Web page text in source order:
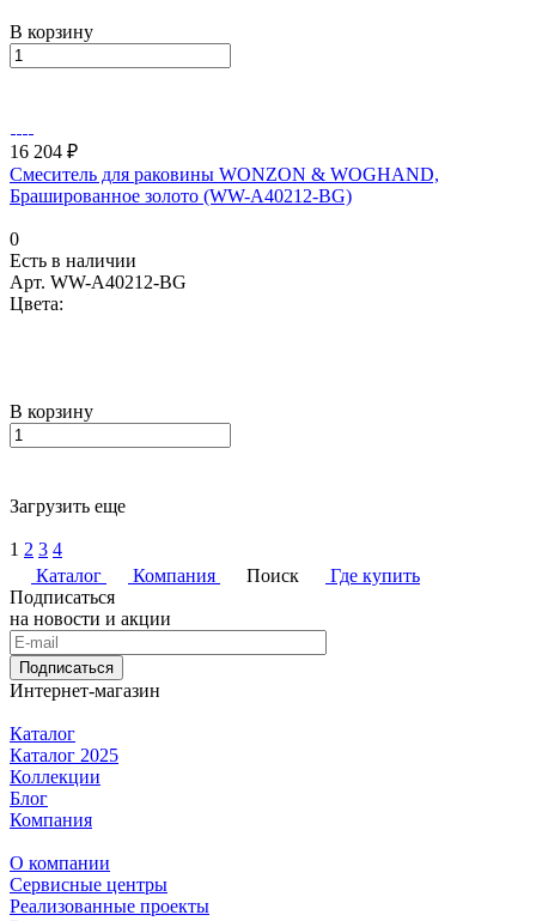
В корзину
16 204 ₽
Смеситель для раковины WONZON & WOGHAND,
Брашированное золото (WW-A40212-BG)
0
Есть в наличии
Арт. WW-A40212-BG
Цвета:
В корзину
Загрузить еще
1 2 3 4
Каталог
Компания Поиск
Где купить
Подписаться
на новости и акции
Подписаться
Интернет-магазин
Каталог
Каталог 2025
Коллекции
Блог
Компания
О компании
Сервисные центры
Реализованные проекты